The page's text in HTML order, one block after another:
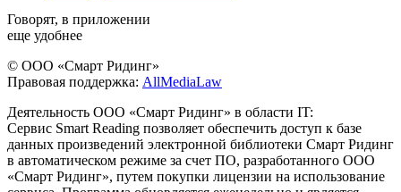
Говорят, в приложении
еще удобнее
© ООО «Смарт Ридинг»
Правовая поддержка: AllMediaLaw
Деятельность ООО «Смарт Ридинг» в области IT:
Сервис Smart Reading позволяет обеспечить доступ к базе
данных произведений электронной библиотеки Смарт Ридинг
в автоматическом режиме за счет ПО, разработанного ООО
«Смарт Ридинг», путем покупки лицензии на использование